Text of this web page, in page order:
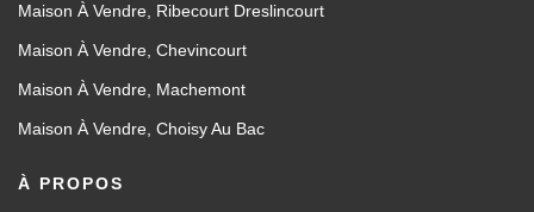
Maison À Vendre, Ribecourt Dreslincourt
Maison À Vendre, Chevincourt
Maison À Vendre, Machemont
Maison À Vendre, Choisy Au Bac
À PROPOS